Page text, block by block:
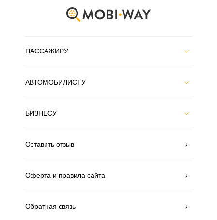
ПАССАЖИРУ
АВТОМОБИЛИСТУ
БИЗНЕСУ
Оставить отзыв
Оферта и правила сайта
Обратная связь